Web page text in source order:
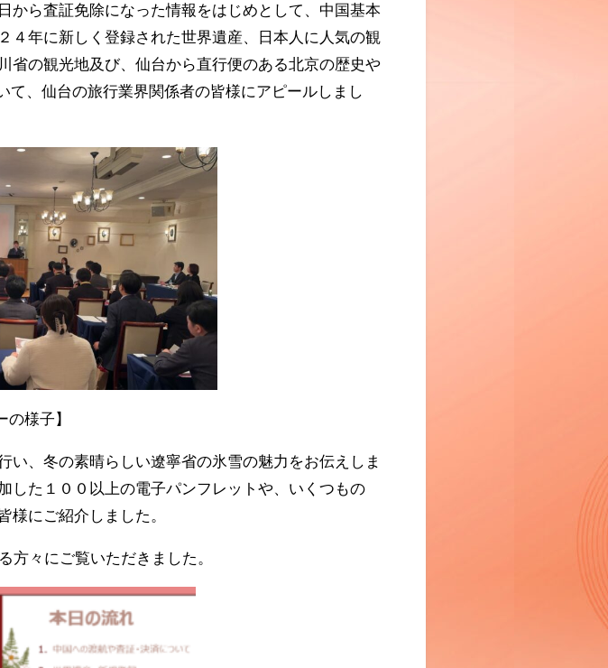
から査証免除になった情報をはじめとして、中国基本
４年に新しく登録された世界遺産、日本人に人気の観
省の観光地及び、仙台から直行便のある北京の歴史や
、仙台の旅行業界関係者の皆様にアピールしまし
の様子】
い、冬の素晴らしい遼寧省の氷雪の魅力をお伝えしま
した１００以上の電子パンフレットや、いくつもの
様にご紹介しました。
方々にご覧いただきました。